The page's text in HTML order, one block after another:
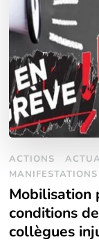
ACTIONS
MANIFESTATIONS
Mobilisation
conditions
collègues